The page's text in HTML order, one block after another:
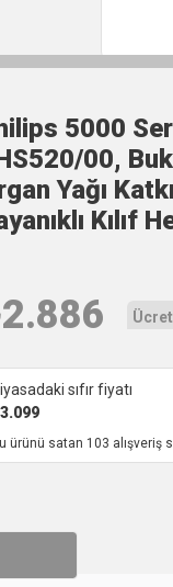
5000
00,
Yağı
Kılıf
2.886
sıfır fiyatı
3.099
ürünü satan 103 alışveriş